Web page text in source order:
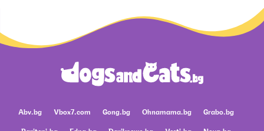
Abv.bg Vbox7.com Gong.bg Ohnamama.bg
Grabo.bg